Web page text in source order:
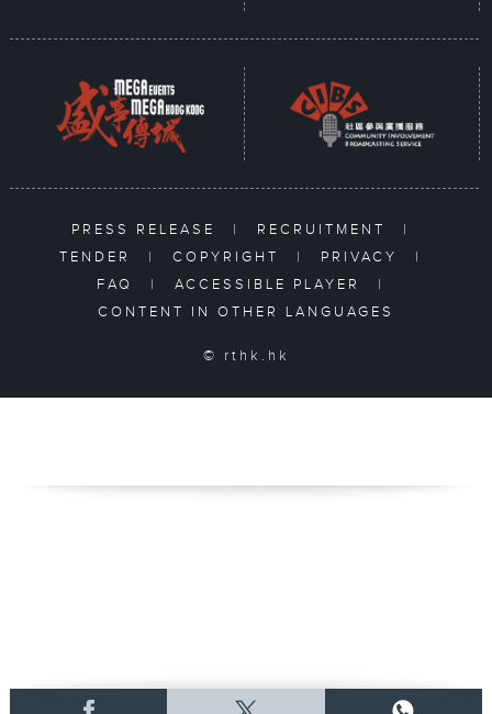
PRESS RELEASE | RECRUITMENT
|
TENDER
| COPYRIGHT | PRIVACY
|
FAQ
| ACCESSIBLE PLAYER
|
CONTENT IN OTHER LANGUAGES
© rthk.hk